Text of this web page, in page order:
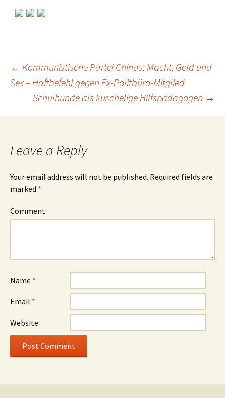
Post
navigation
← Kommunistische Partei Chinas: Macht, Geld und
Sex – Haftbefehl gegen Ex-Politbüro-Mitglied
Schulhunde als kuschelige Hilfspädagogen →
Leave a Reply
Your email address will not be published. Required fields are
marked *
Comment
Name *
Email *
Website